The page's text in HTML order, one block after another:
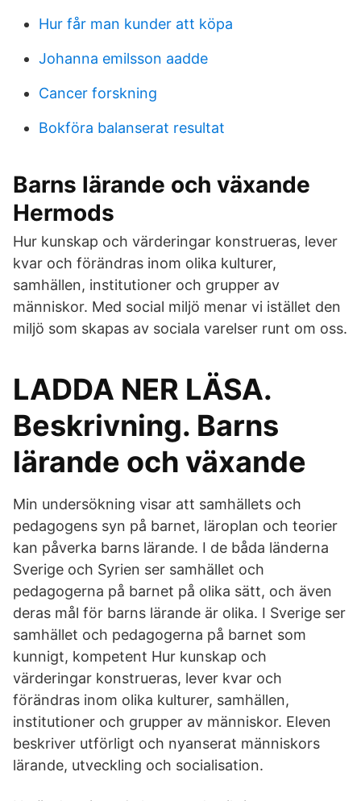
Hur får man kunder att köpa
Johanna emilsson aadde
Cancer forskning
Bokföra balanserat resultat
Barns lärande och växande
Hermods
Hur kunskap och värderingar konstrueras, lever
kvar och förändras inom olika kulturer,
samhällen, institutioner och grupper av
människor. Med social miljö menar vi istället den
miljö som skapas av sociala varelser runt om oss.
LADDA NER LÄSA.
Beskrivning. Barns
lärande och växande
Min undersökning visar att samhällets och
pedagogens syn på barnet, läroplan och teorier
kan påverka barns lärande. I de båda länderna
Sverige och Syrien ser samhället och
pedagogerna på barnet på olika sätt, och även
deras mål för barns lärande är olika. I Sverige ser
samhället och pedagogerna på barnet som
kunnigt, kompetent Hur kunskap och
värderingar konstrueras, lever kvar och
förändras inom olika kulturer, samhällen,
institutioner och grupper av människor. Eleven
beskriver utförligt och nyanserat människors
lärande, utveckling och socialisation.